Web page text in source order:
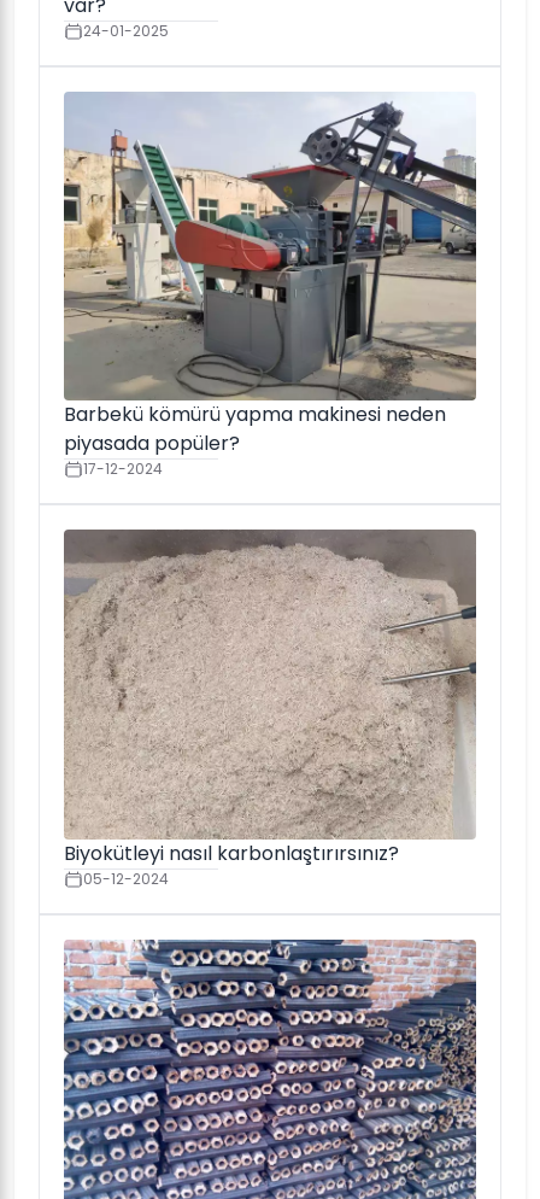
24-01-2025
Barbekü kömürü yapma makinesi neden
piyasada popüler?
17-12-2024
Biyokütleyi nasıl karbonlaştırırsınız?
05-12-2024